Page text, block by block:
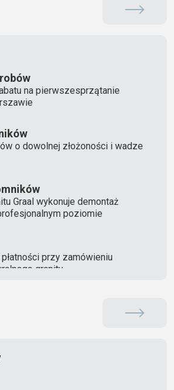
na pierwszesprzątanie
o dowolnej złożoności i wadze
Graal wykonuje demontaż
poziomie
przy zamówieniu
granitu